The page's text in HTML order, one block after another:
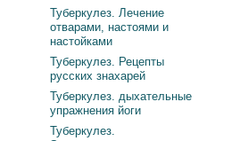
Туберкулез. Лечение
отварами, настоями и
настойками
Туберкулез. Рецепты
русских знахарей
Туберкулез. дыхательные
упражнения йоги
Туберкулез.